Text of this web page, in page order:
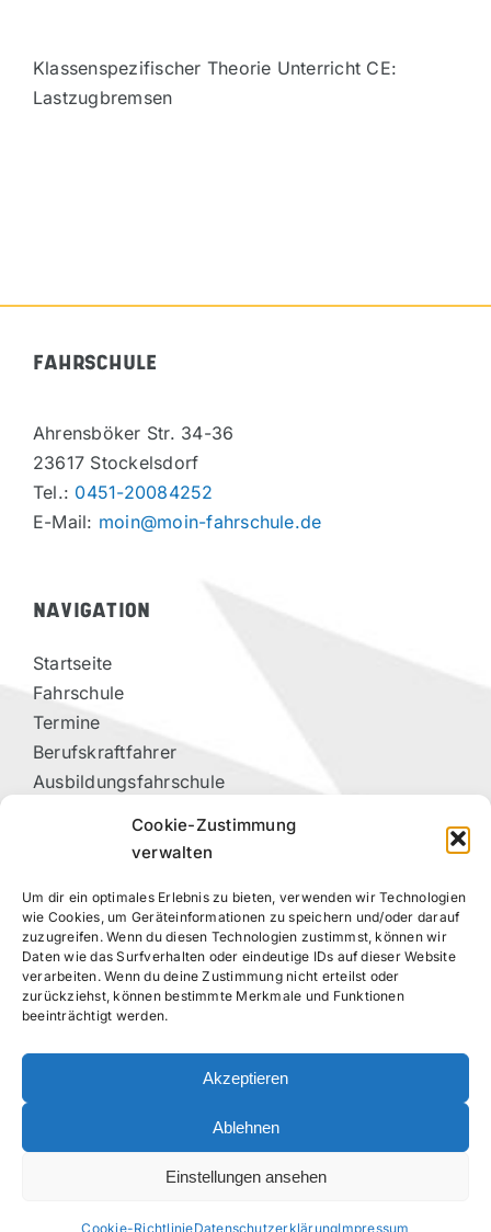
Cookie-Zustimmung
verwalten
Um dir ein optimales Erlebnis zu bieten, verwenden wir Technologien
wie Cookies, um Geräteinformationen zu speichern und/oder darauf
zuzugreifen. Wenn du diesen Technologien zustimmst, können wir
Daten wie das Surfverhalten oder eindeutige IDs auf dieser Website
verarbeiten. Wenn du deine Zustimmung nicht erteilst oder
zurückziehst, können bestimmte Merkmale und Funktionen
beeinträchtigt werden.
Akzeptieren
Ablehnen
Einstellungen ansehen
Cookie-RichtlinieDatenschutzerklärungImpressum
Klassenspezifischer Theorie Unterricht CE:
Lastzugbremsen
FAHRSCHULE
Ahrensböker Str. 34-36
23617 Stockelsdorf
Tel.: 0451-20084252
E-Mail: moin@moin-fahrschule.de
NAVIGATION
Startseite
Fahrschule
Termine
Berufskraftfahrer
Ausbildungsfahrschule
RECHTLICHES
Datenschutzerklärung
Impressum
Cookie-Richtlinie (EU)
©2026 – Moin Fahrschule Stockelsdorf – Daniel Kahns